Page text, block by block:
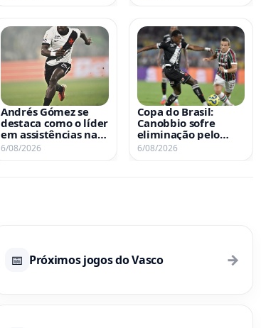
Andrés Gómez se
destaca como o líder
em assistências na
história da Copa do
6/08/2026
Copa do Brasil:
Canobbio sofre
eliminação pelo
Vasco pela terceira
6/08/2026
📅 Próximos jogos do Vasco →